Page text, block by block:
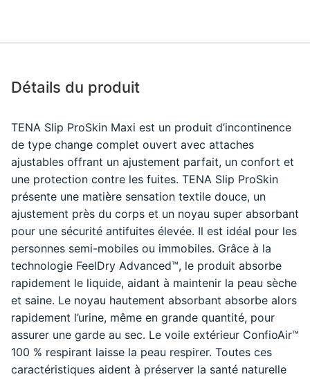
Détails du produit
TENA Slip ProSkin Maxi est un produit d’incontinence
de type change complet ouvert avec attaches
ajustables offrant un ajustement parfait, un confort et
une protection contre les fuites. TENA Slip ProSkin
présente une matière sensation textile douce, un
ajustement près du corps et un noyau super absorbant
pour une sécurité antifuites élevée. Il est idéal pour les
personnes semi-mobiles ou immobiles. Grâce à la
technologie FeelDry Advanced™, le produit absorbe
rapidement le liquide, aidant à maintenir la peau sèche
et saine. Le noyau hautement absorbant absorbe alors
rapidement l’urine, même en grande quantité, pour
assurer une garde au sec. Le voile extérieur ConfioAir™
100 % respirant laisse la peau respirer. Toutes ces
caractéristiques aident à préserver la santé naturelle